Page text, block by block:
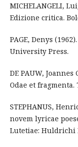
MICHELANGELI,
Edizione critica.
PAGE, Denys
University Press.
DE PAUW,
Odae et
STEPHANUS,
novem lyricae
Lutetiae: Huldrichi